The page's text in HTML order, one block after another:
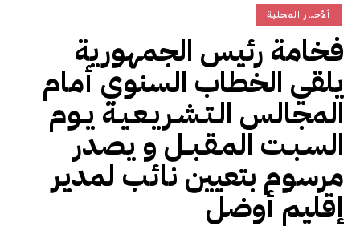
الأفريقي
ألأخبار المحلية
فخامة رئيس الجمهورية
يلقي الخطاب السنوي أمام
المجالس الـتـشـريـعـيـة يـوم
السـبـت المـقـبــل و يصدر
مرسوم بتعيين نائب لمدير
إقليم أوضل